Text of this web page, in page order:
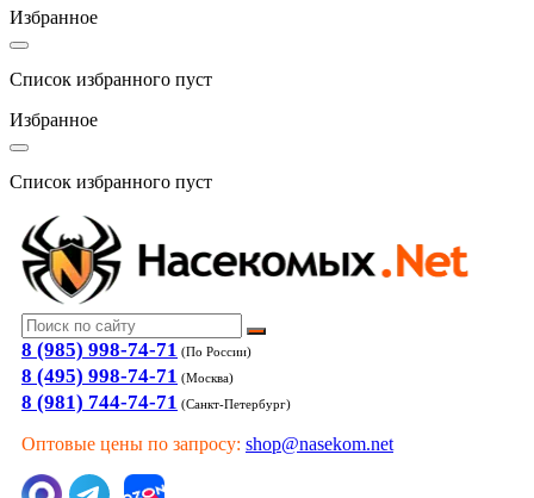
Избранное
Список избранного пуст
Избранное
Список избранного пуст
8 (985) 998-74-71 (По России)
8 (495) 998-74-71 (Москва)
8 (981) 744-74-71 (Санкт-Петербург)
Оптовые цены по запросу: shop@nasekom.net